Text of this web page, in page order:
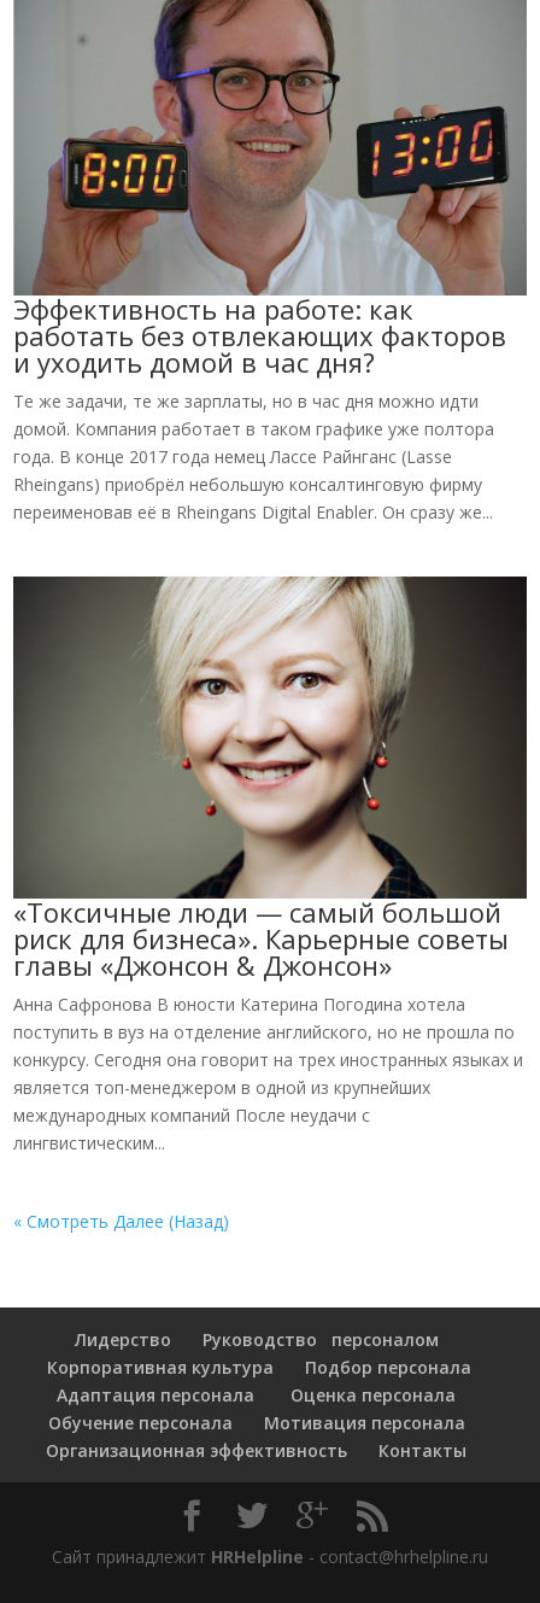
Эффективность на работе: как
работать без отвлекающих факторов
и уходить домой в час дня?
Те же задачи, те же зарплаты, но в час дня можно идти
домой. Компания работает в таком графике уже полтора
года. В конце 2017 года немец Лассе Райнганс (Lasse
Rheingans) приобрёл небольшую консалтинговую фирму
переименовав её в Rheingans Digital Enabler. Он сразу же...
«Токсичные люди — самый большой
риск для бизнеса». Карьерные советы
главы «Джонсон & Джонсон»
Анна Сафронова В юности Катерина Погодина хотела
поступить в вуз на отделение английского, но не прошла по
конкурсу. Сегодня она говорит на трех иностранных языках и
является топ-менеджером в одной из крупнейших
международных компаний После неудачи с
лингвистическим...
« Смотреть Далее (Назад)
Лидерство
Руководство персоналом
Корпоративная культура
Подбор персонала
Адаптация персонала
Оценка персонала
Обучение персонала
Мотивация персонала
Организационная эффективность
Контакты
Сайт принадлежит HRHelpline - contact@hrhelpline.ru